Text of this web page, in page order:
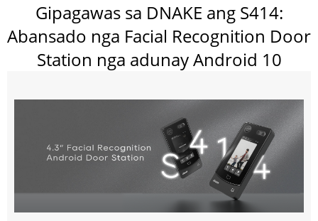
Gipagawas sa DNAKE ang S414:
Abansado nga Facial Recognition Door
Station nga adunay Android 10